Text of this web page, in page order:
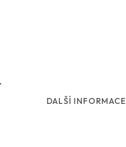
DALŠÍ INFORMACE